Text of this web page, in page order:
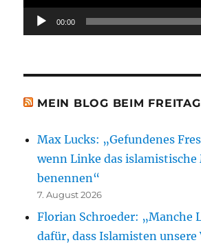
00:00
MEIN BLOG BEIM FREITAG
Max Lucks: „Gefundenes
wenn Linke das
benennen“
7. August 2026
Florian Schroeder: „Manche
dafür, dass Islamisten unsere